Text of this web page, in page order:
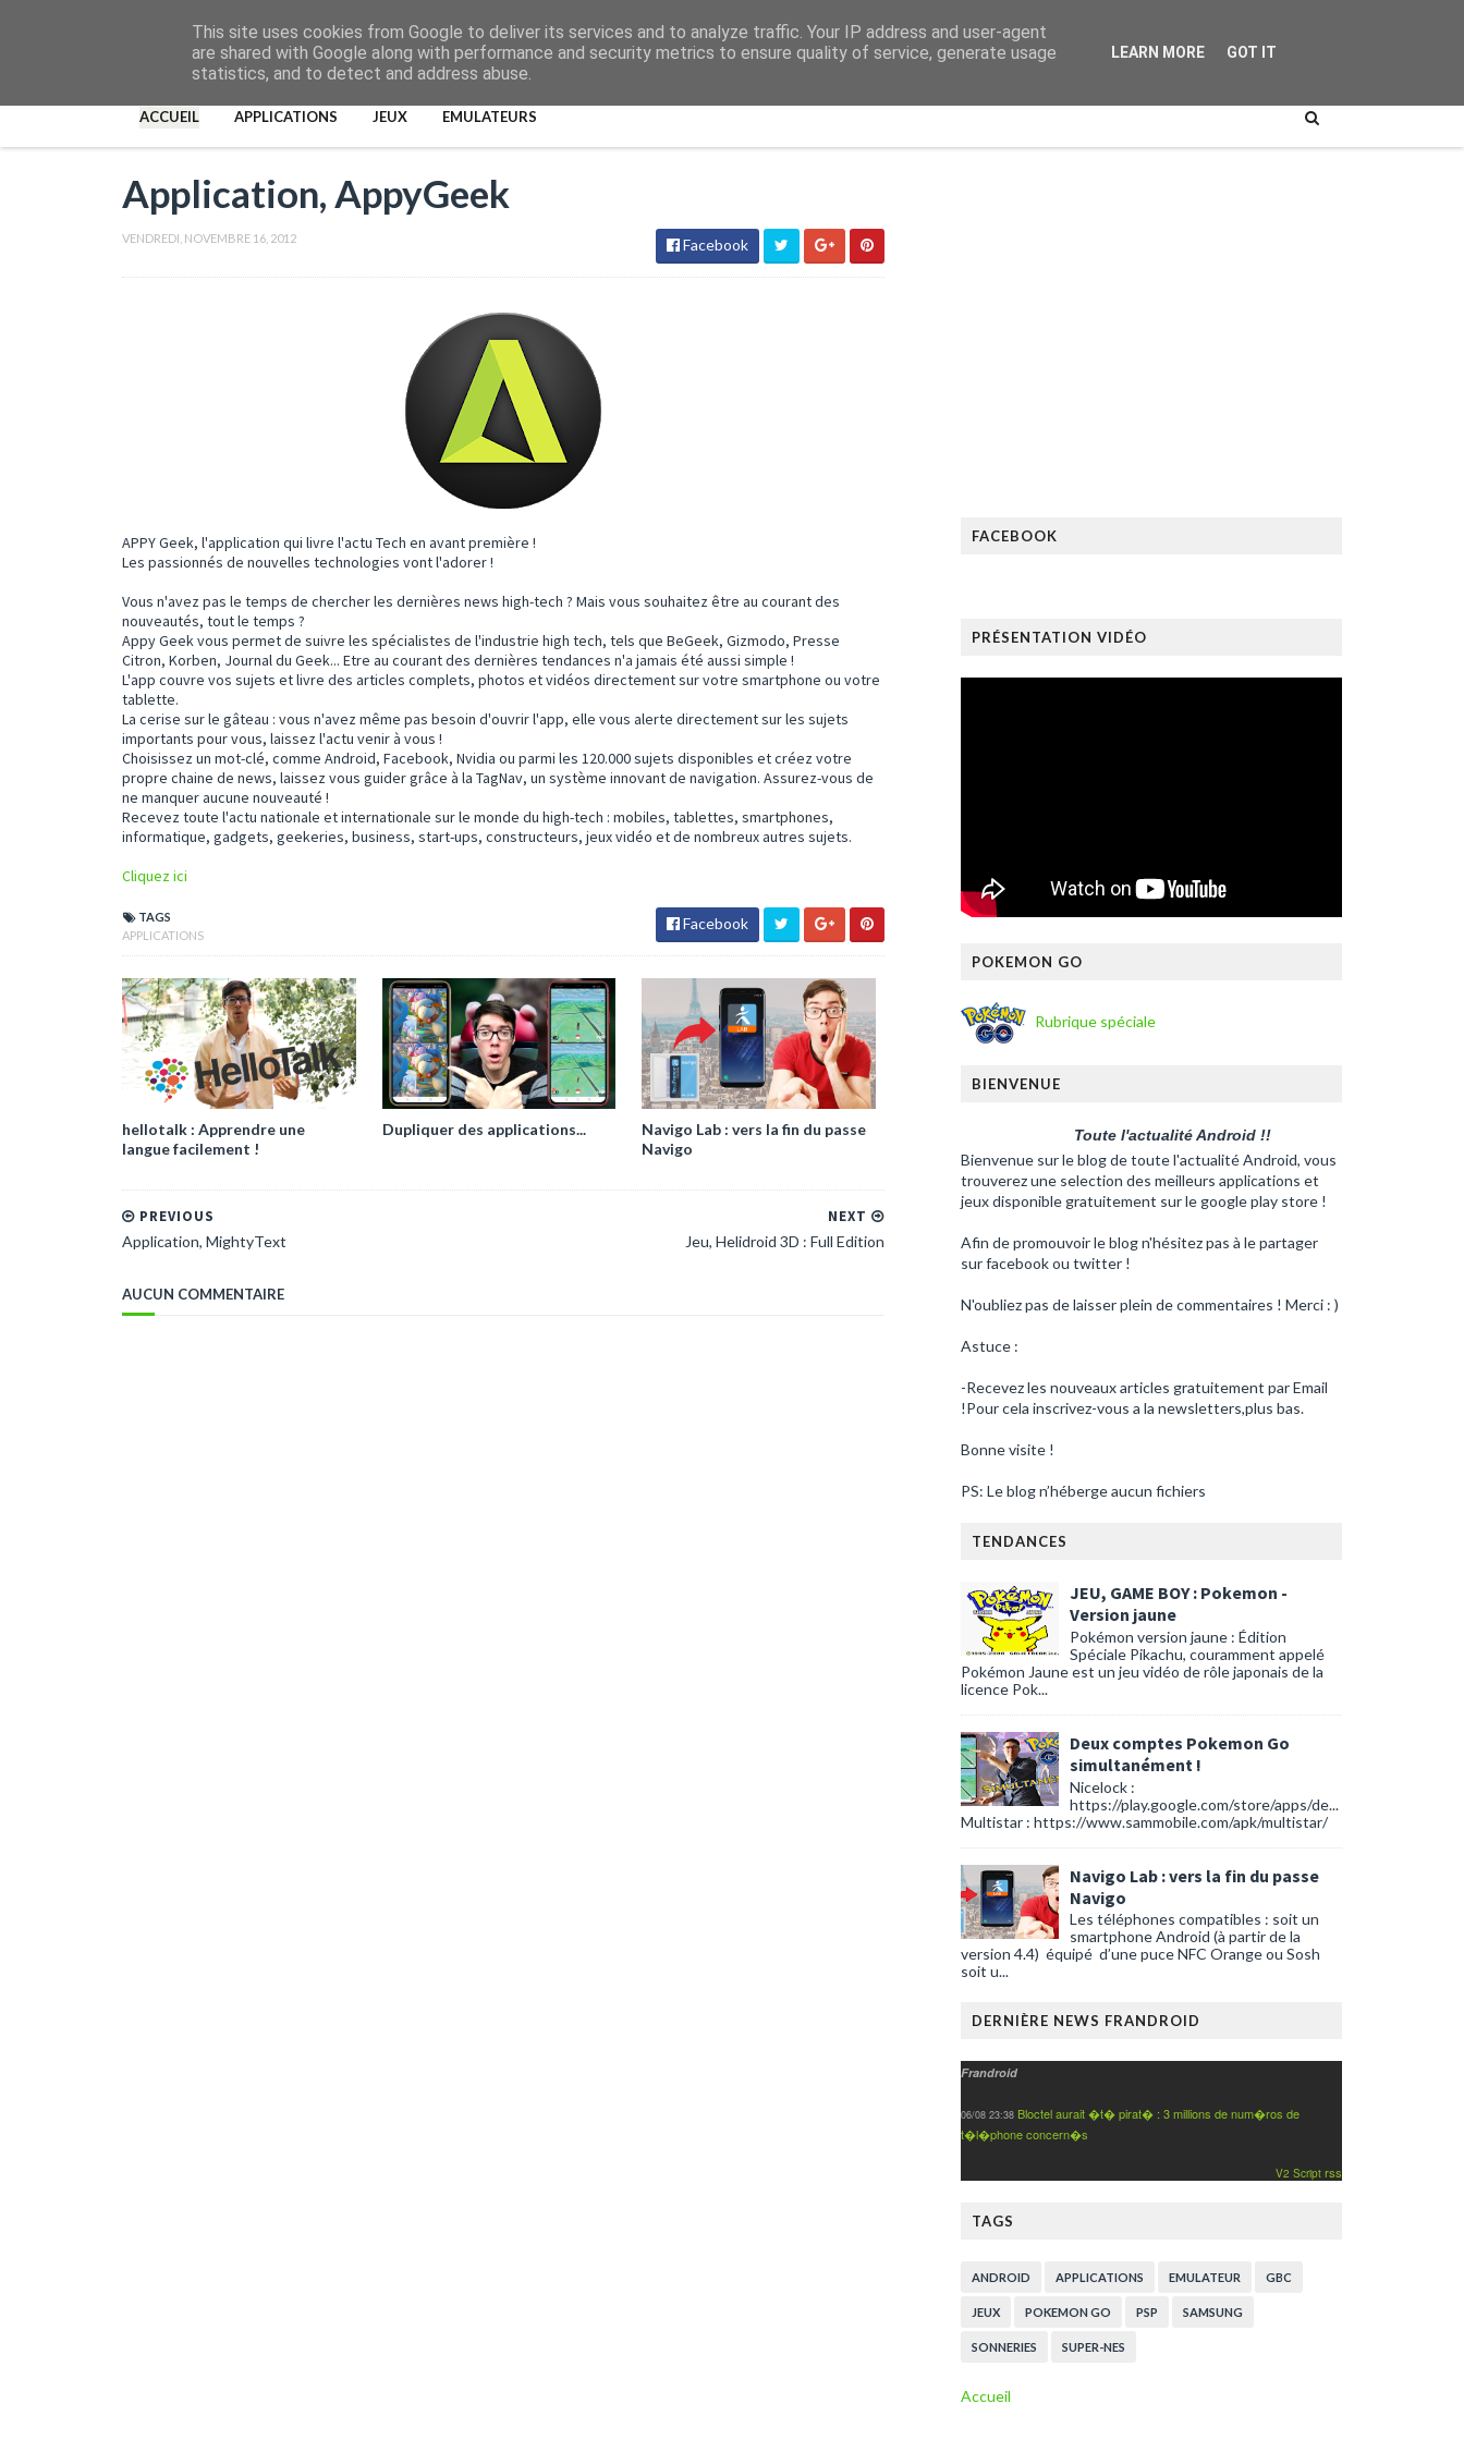
ACCUEIL APPLICATIONS JEUX EMULATEURS
Application, AppyGeek
VENDREDI, NOVEMBRE 16, 2012 Facebook
APPY Geek, l'application qui livre l'actu Tech en avant première !
Les passionnés de nouvelles technologies vont l'adorer !
Vous n'avez pas le temps de chercher les dernières news high-tech ? Mais vous souhaitez être au courant des
nouveautés, tout le temps ?
Appy Geek vous permet de suivre les spécialistes de l'industrie high tech, tels que BeGeek, Gizmodo, Presse
Citron, Korben, Journal du Geek... Etre au courant des dernières tendances n'a jamais été aussi simple !
L'app couvre vos sujets et livre des articles complets, photos et vidéos directement sur votre smartphone ou votre
tablette.
La cerise sur le gâteau : vous n'avez même pas besoin d'ouvrir l'app, elle vous alerte directement sur les sujets
importants pour vous, laissez l'actu venir à vous !
Choisissez un mot-clé, comme Android, Facebook, Nvidia ou parmi les 120.000 sujets disponibles et créez votre
propre chaine de news, laissez vous guider grâce à la TagNav, un système innovant de navigation. Assurez-vous de
ne manquer aucune nouveauté !
Recevez toute l'actu nationale et internationale sur le monde du high-tech : mobiles, tablettes, smartphones,
informatique, gadgets, geekeries, business, start-ups, constructeurs, jeux vidéo et de nombreux autres sujets.
Cliquez ici
TAGS
APPLICATIONS
Facebook
hellotalk : Apprendre une
langue facilement !
Dupliquer des applications...
Navigo Lab : vers la fin du passe
Navigo
NEXT
Jeu, Helidroid 3D : Full Edition
PREVIOUS
Application, MightyText
AUCUN COMMENTAIRE
FACEBOOK
PRÉSENTATION VIDÉO
POKEMON GO
Rubrique spéciale
BIENVENUE
Toute l'actualité Android !!
Bienvenue sur le blog de toute l'actualité Android, vous
trouverez une selection des meilleurs applications et
jeux disponible gratuitement sur le google play store !
Afin de promouvoir le blog n'hésitez pas à le partager
sur facebook ou twitter !
N'oubliez pas de laisser plein de commentaires ! Merci : )
Astuce :
-Recevez les nouveaux articles gratuitement par Email
!Pour cela inscrivez-vous a la newsletters,plus bas.
Bonne visite !
PS: Le blog n’héberge aucun fichiers
TENDANCES
JEU, GAME BOY : Pokemon -
Version jaune
Pokémon version jaune : Édition
Spéciale Pikachu, couramment appelé
Pokémon Jaune est un jeu vidéo de rôle japonais de la
licence Pok...
Deux comptes Pokemon Go
simultanément !
Nicelock :
https://play.google.com/store/apps/de...
Multistar : https://www.sammobile.com/apk/multistar/
Navigo Lab : vers la fin du passe
Navigo
Les téléphones compatibles : soit un
smartphone Android (à partir de la
version 4.4) équipé d’une puce NFC Orange ou Sosh
soit u...
DERNIÈRE NEWS FRANDROID
Frandroid
06/08 23:38 Bloctel aurait �t� pirat� : 3 millions de num�ros de
t�l�phone concern�s
V2 Script rss
TAGS
ANDROID APPLICATIONS EMULATEUR GBC
JEUX POKEMON GO PSP SAMSUNG
SONNERIES SUPER-NES
Accueil
This site uses cookies from Google to deliver its services and to analyze traffic. Your IP address and user-agent
are shared with Google along with performance and security metrics to ensure quality of service, generate usage
statistics, and to detect and address abuse.
LEARN MORE GOT IT